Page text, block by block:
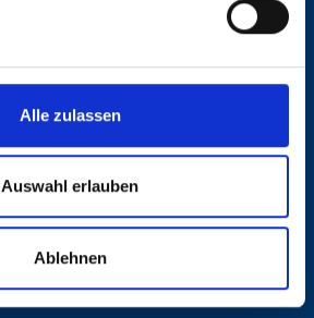
Alle zulassen
Auswahl erlauben
Ablehnen
un contatto
personale?
noi.
/ 99 529-0